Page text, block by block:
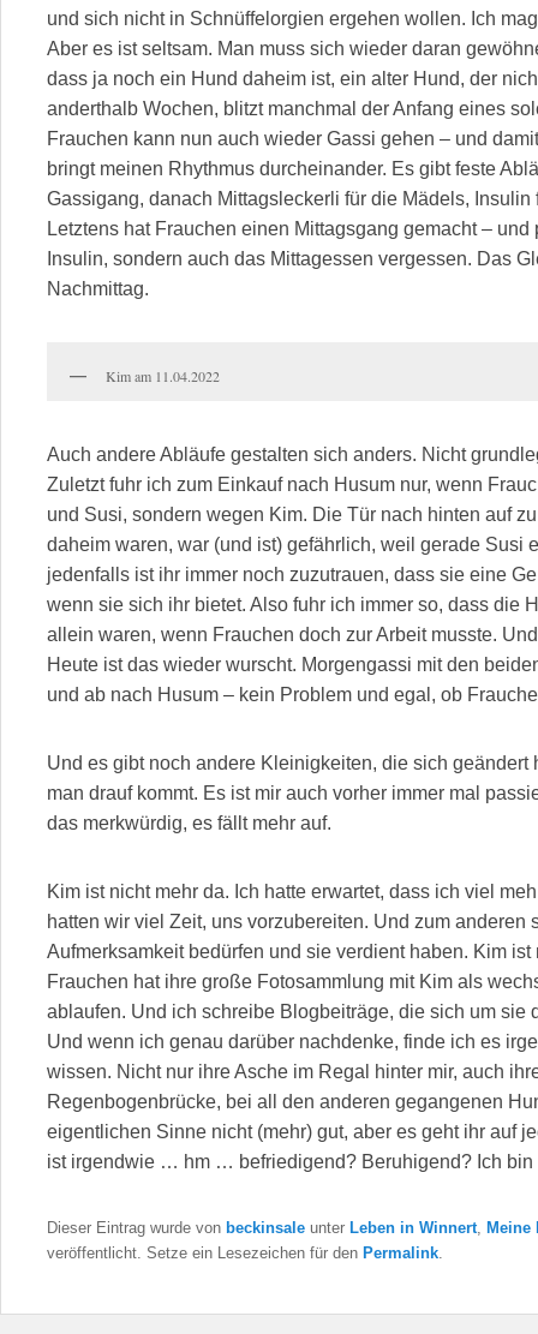
und sich nicht in Schnüffelorgien ergehen wollen. Ich
Aber es ist seltsam. Man muss sich wieder daran
dass ja noch ein Hund daheim ist, ein alter Hund, der
anderthalb Wochen, blitzt manchmal der Anfang eines
Frauchen kann nun auch wieder Gassi gehen – und
bringt meinen Rhythmus durcheinander. Es gibt feste
Gassigang, danach Mittagsleckerli für die Mädels, Insulin
Letztens hat Frauchen einen Mittagsgang gemacht –
Insulin, sondern auch das Mittagessen vergessen. Das
Nachmittag.
Kim am 11.04.2022
Auch andere Abläufe gestalten sich anders. Nicht
Zuletzt fuhr ich zum Einkauf nach Husum nur, wenn
und Susi, sondern wegen Kim. Die Tür nach hinten auf
daheim waren, war (und ist) gefährlich, weil gerade Susi
jedenfalls ist ihr immer noch zuzutrauen, dass sie eine
wenn sie sich ihr bietet. Also fuhr ich immer so, dass die
allein waren, wenn Frauchen doch zur Arbeit musste.
Heute ist das wieder wurscht. Morgengassi mit den
und ab nach Husum – kein Problem und egal, ob
Und es gibt noch andere Kleinigkeiten, die sich geändert
man drauf kommt. Es ist mir auch vorher immer mal
das merkwürdig, es fällt mehr auf.
Kim ist nicht mehr da. Ich hatte erwartet, dass ich viel
hatten wir viel Zeit, uns vorzubereiten. Und zum
Aufmerksamkeit bedürfen und sie verdient haben. Kim
Frauchen hat ihre große Fotosammlung mit Kim als
ablaufen. Und ich schreibe Blogbeiträge, die sich um sie
Und wenn ich genau darüber nachdenke, finde ich es
wissen. Nicht nur ihre Asche im Regal hinter mir, auch
Regenbogenbrücke, bei all den anderen gegangenen
eigentlichen Sinne nicht (mehr) gut, aber es geht ihr auf
ist irgendwie … hm … befriedigend? Beruhigend? Ich bin
Dieser Eintrag wurde von beckinsale unter Leben in Winnert
Meine
veröffentlicht. Setze ein Lesezeichen für den Permalink